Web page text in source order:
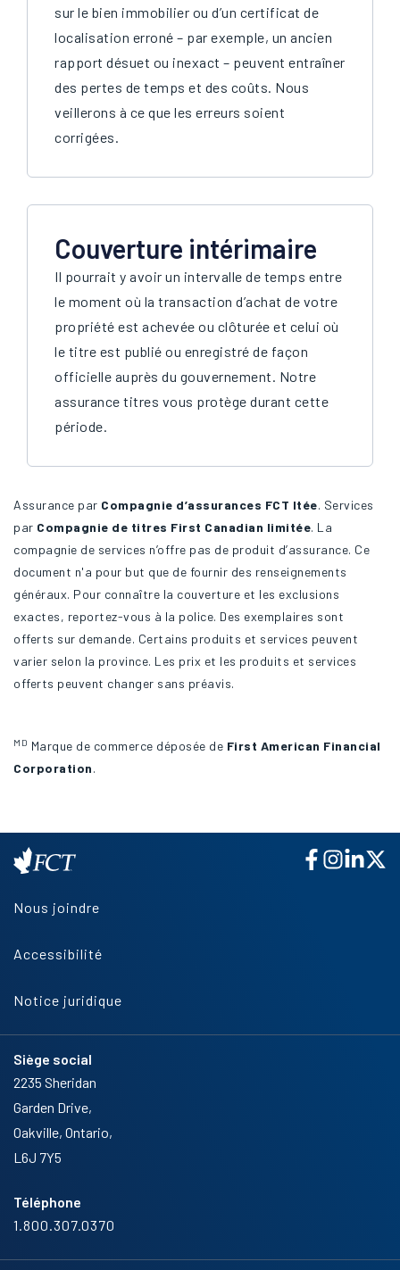
sur le bien immobilier ou d’un certificat de
localisation erroné – par exemple, un ancien
rapport désuet ou inexact – peuvent entraîner
des pertes de temps et des coûts. Nous
veillerons à ce que les erreurs soient
corrigées.
Couverture intérimaire
Il pourrait y avoir un intervalle de temps entre
le moment où la transaction d’achat de votre
propriété est achevée ou clôturée et celui où
le titre est publié ou enregistré de façon
officielle auprès du gouvernement. Notre
assurance titres vous protège durant cette
période.
Assurance par Compagnie d’assurances FCT ltée. Services
par Compagnie de titres First Canadian limitée. La
compagnie de services n’offre pas de produit d’assurance. Ce
document n'a pour but que de fournir des renseignements
généraux. Pour connaître la couverture et les exclusions
exactes, reportez-vous à la police. Des exemplaires sont
offerts sur demande. Certains produits et services peuvent
varier selon la province. Les prix et les produits et services
offerts peuvent changer sans préavis.
MD Marque de commerce déposée de First American Financial
Corporation.
Siège social
2235 Sheridan
Garden Drive,
Oakville, Ontario,
L6J 7Y5
Téléphone
1.800.307.0370
Nous joindre
Accessibilité
Notice juridique